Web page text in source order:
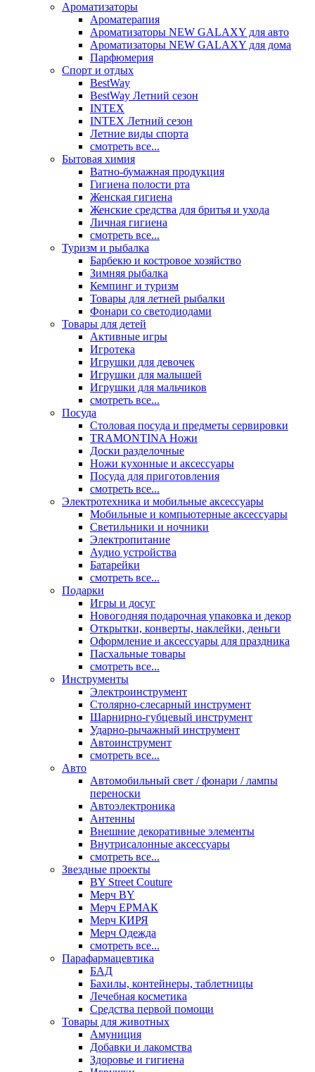
Ароматизаторы
Ароматерапия
Ароматизаторы NEW GALAXY для авто
Ароматизаторы NEW GALAXY для дома
Парфюмерия
Спорт и отдых
BestWay
BestWay Летний сезон
INTEX
INTEX Летний сезон
Летние виды спорта
смотреть все...
Бытовая химия
Ватно-бумажная продукция
Гигиена полости рта
Женская гигиена
Женские средства для бритья и ухода
Личная гигиена
смотреть все...
Туризм и рыбалка
Барбекю и костровое хозяйство
Зимняя рыбалка
Кемпинг и туризм
Товары для летней рыбалки
Фонари со светодиодами
Товары для детей
Активные игры
Игротека
Игрушки для девочек
Игрушки для малышей
Игрушки для мальчиков
смотреть все...
Посуда
Столовая посуда и предметы сервировки
TRAMONTINA Ножи
Доски разделочные
Ножи кухонные и аксессуары
Посуда для приготовления
смотреть все...
Электротехника и мобильные аксессуары
Мобильные и компьютерные аксессуары
Светильники и ночники
Электропитание
Аудио устройства
Батарейки
смотреть все...
Подарки
Игры и досуг
Новогодняя подарочная упаковка и декор
Открытки, конверты, наклейки, деньги
Оформление и аксессуары для праздника
Пасхальные товары
смотреть все...
Инструменты
Электроинструмент
Столярно-слесарный инструмент
Шарнирно-губцевый инструмент
Ударно-рычажный инструмент
Автоинструмент
смотреть все...
Авто
Автомобильный свет / фонари / лампы
переноски
Автоэлектроника
Антенны
Внешние декоративные элементы
Внутрисалонные аксессуары
смотреть все...
Звездные проекты
BY Street Couture
Мерч BY
Мерч ЕРМАК
Мерч КИРЯ
Мерч Одежда
смотреть все...
Парафармацевтика
БАД
Бахилы, контейнеры, таблетницы
Лечебная косметика
Средства первой помощи
Товары для животных
Амуниция
Добавки и лакомства
Здоровье и гигиена